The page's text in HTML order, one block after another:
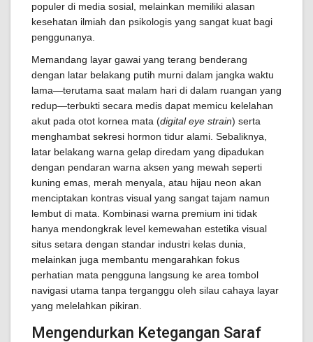
populer di media sosial, melainkan memiliki alasan
kesehatan ilmiah dan psikologis yang sangat kuat bagi
penggunanya.
Memandang layar gawai yang terang benderang
dengan latar belakang putih murni dalam jangka waktu
lama—terutama saat malam hari di dalam ruangan yang
redup—terbukti secara medis dapat memicu kelelahan
akut pada otot kornea mata (digital eye strain) serta
menghambat sekresi hormon tidur alami. Sebaliknya,
latar belakang warna gelap diredam yang dipadukan
dengan pendaran warna aksen yang mewah seperti
kuning emas, merah menyala, atau hijau neon akan
menciptakan kontras visual yang sangat tajam namun
lembut di mata. Kombinasi warna premium ini tidak
hanya mendongkrak level kemewahan estetika visual
situs setara dengan standar industri kelas dunia,
melainkan juga membantu mengarahkan fokus
perhatian mata pengguna langsung ke area tombol
navigasi utama tanpa terganggu oleh silau cahaya layar
yang melelahkan pikiran.
Mengendurkan Ketegangan Saraf